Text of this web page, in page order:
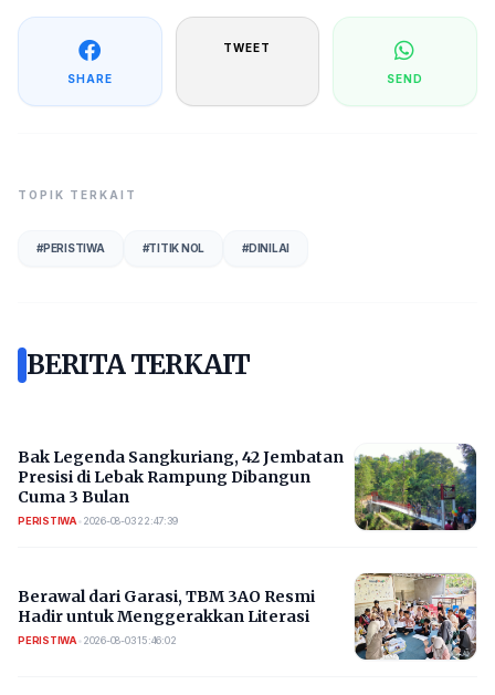
SHARE
TWEET
SEND
TOPIK TERKAIT
#PERISTIWA #TITIK NOL #DINILAI
BERITA TERKAIT
Bak Legenda Sangkuriang, 42 Jembatan
Presisi di Lebak Rampung Dibangun
Cuma 3 Bulan
PERISTIWA• 2026-08-03 22:47:39
Berawal dari Garasi, TBM 3AO Resmi
Hadir untuk Menggerakkan Literasi
PERISTIWA• 2026-08-03 15:46:02